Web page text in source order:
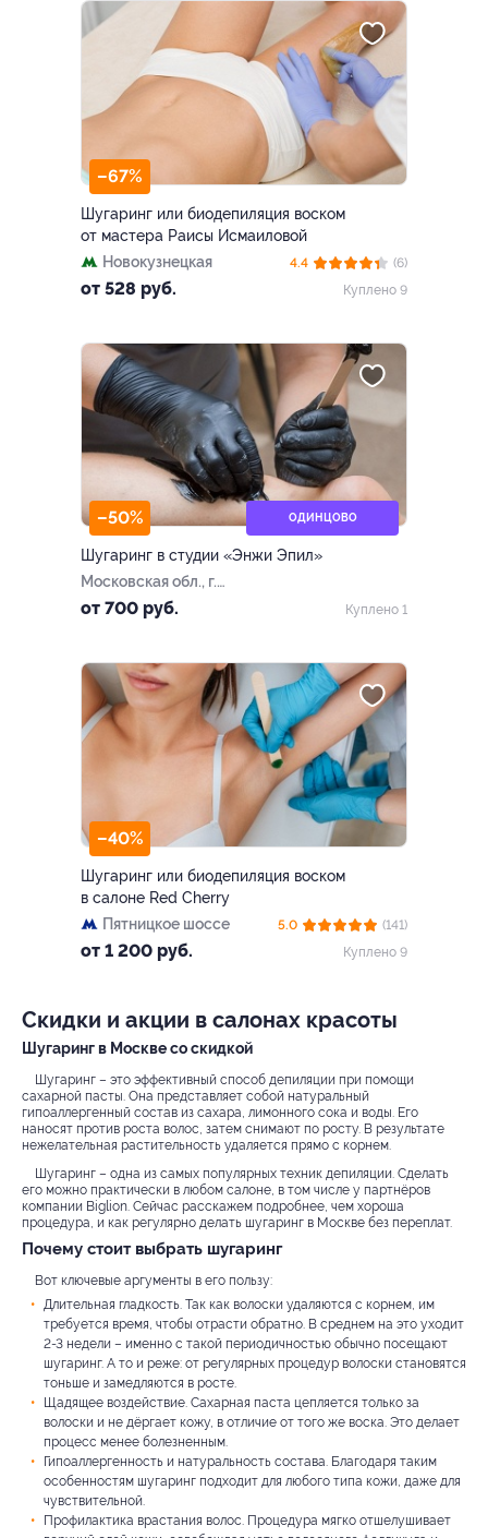
–67%
Шугаринг или биодепиляция воском
от мастера Раисы Исмаиловой
Новокузнецкая
от 528 руб.
4.4
(6)
Куплено 9
–50% ОДИНЦОВО
Шугаринг в студии «Энжи Эпил»
Московская обл., г.
Одинцово, Можайское ш., д.
от 700 руб. Куплено 1
–40%
Шугаринг или биодепиляция воском
в салоне Red Cherry
Пятницкое шоссе
от 1 200 руб.
5.0
(141)
Куплено 9
Скидки и акции в салонах красоты
Шугаринг в Москве со скидкой
Шугаринг – это эффективный способ депиляции при помощи
сахарной пасты. Она представляет собой натуральный
гипоаллергенный состав из сахара, лимонного сока и воды. Его
наносят против роста волос, затем снимают по росту. В результате
нежелательная растительность удаляется прямо с корнем.
Шугаринг – одна из самых популярных техник депиляции. Сделать
его можно практически в любом салоне, в том числе у партнёров
компании Biglion. Сейчас расскажем подробнее, чем хороша
процедура, и как регулярно делать шугаринг в Москве без переплат.
Почему стоит выбрать шугаринг
Вот ключевые аргументы в его пользу:
Длительная гладкость. Так как волоски удаляются с корнем, им
требуется время, чтобы отрасти обратно. В среднем на это уходит
2-3 недели – именно с такой периодичностью обычно посещают
шугаринг. А то и реже: от регулярных процедур волоски становятся
тоньше и замедляются в росте.
Щадящее воздействие. Сахарная паста цепляется только за
волоски и не дёргает кожу, в отличие от того же воска. Это делает
процесс менее болезненным.
Гипоаллергенность и натуральность состава. Благодаря таким
особенностям шугаринг подходит для любого типа кожи, даже для
чувствительной.
Профилактика врастания волос. Процедура мягко отшелушивает